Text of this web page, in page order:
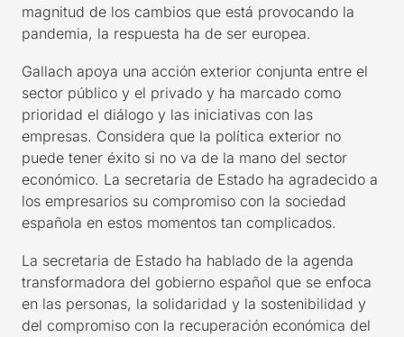
magnitud de los cambios que está provocando la
pandemia, la respuesta ha de ser europea.
Gallach apoya una acción exterior conjunta entre el
sector público y el privado y ha marcado como
prioridad el diálogo y las iniciativas con las
empresas. Considera que la política exterior no
puede tener éxito si no va de la mano del sector
económico. La secretaria de Estado ha agradecido a
los empresarios su compromiso con la sociedad
española en estos momentos tan complicados.
La secretaria de Estado ha hablado de la agenda
transformadora del gobierno español que se enfoca
en las personas, la solidaridad y la sostenibilidad y
del compromiso con la recuperación económica del